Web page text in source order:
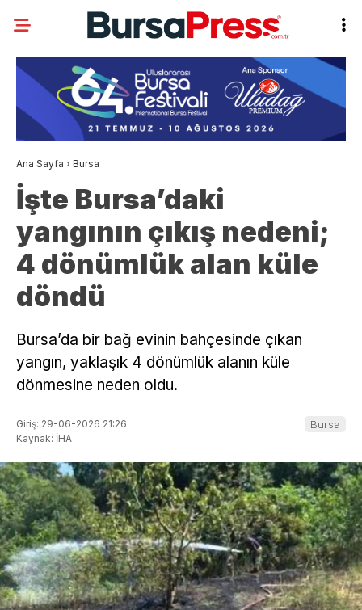
Ana Sayfa › Bursa
İşte Bursa’daki
yangının çıkış nedeni;
4 dönümlük alan küle
döndü
Bursa’da bir bağ evinin bahçesinde çıkan
yangın, yaklaşık 4 dönümlük alanın küle
dönmesine neden oldu.
Giriş: 29-06-2026 21:26
Kaynak: İHA
Bursa